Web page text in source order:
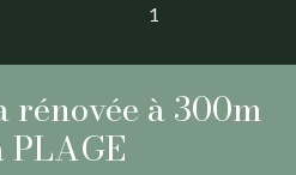
1
à 300m
PLAGE